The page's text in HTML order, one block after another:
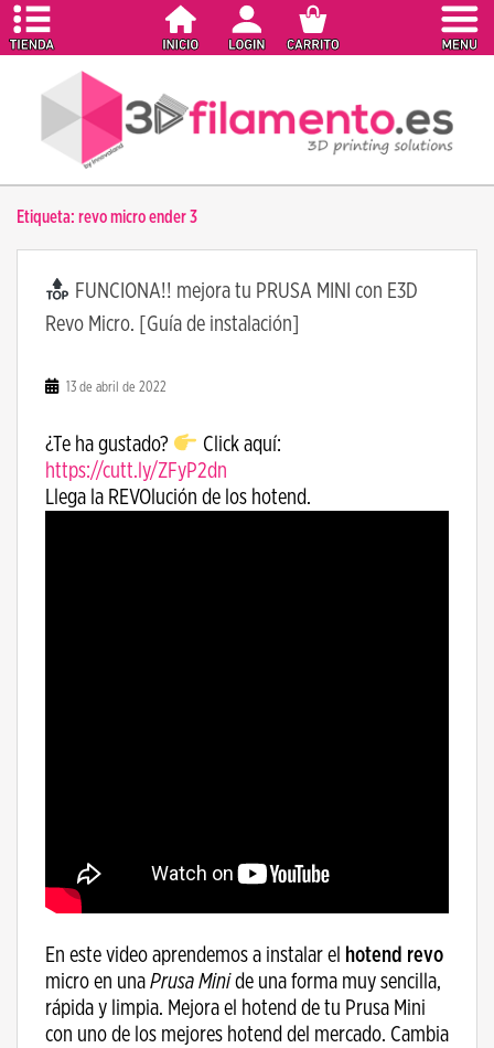
Etiqueta: revo micro ender 3
FUNCIONA!! mejora tu PRUSA MINI con E3D
Revo Micro. [Guía de instalación]
13 de abril de 2022
¿Te ha gustado?
Click aquí:
https://cutt.ly/ZFyP2dn
Llega la REVOlución de los hotend.
En este video aprendemos a instalar el hotend revo
micro en una Prusa Minide una forma muy sencilla,
rápida y limpia. Mejora el hotend de tu Prusa Mini
con uno de los mejores hotend del mercado. Cambia